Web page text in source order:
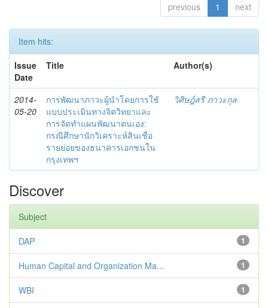
previous 1 next
Item hits:
Issue
Date
Title Author(s)
2014-
05-20
การพัฒนาภาวะผู้นำโดยการใช้
แบบประเมินทางจิตวิทยาและ
การจัดทำแผนพัฒนาตนเอง:
กรณีศึกษานักวิเคราะห์สินเชื่อ
รายย่อยของธนาคารเอกชนใน
กรุงเทพฯ
วิศิษฎ์สรี ภาวะกุล
Discover
Subject
1
DAP
1
Human Capital and Organization Ma...
1
WBI